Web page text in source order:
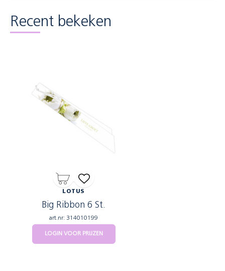
Recent bekeken
LOTUS
Big Ribbon 6 St.
art.nr: 314010199
LOGIN VOOR PRIJZEN